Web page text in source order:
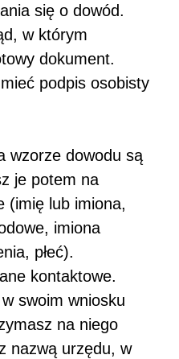
się o dowód.
w którym
dokument.
podpis osobisty
wzorze dowodu są
je potem na
(imię lub imiona,
imiona
płeć).
kontaktowe.
swoim wniosku
na niego
nazwą urzędu, w